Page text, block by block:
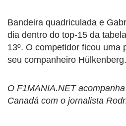
Bandeira quadriculada e
dia dentro do top-15 da
13º. O competidor ficou uma
seu companheiro Hülkenberg.
O F1MANIA.NET acompanha
Canadá com o jornalista